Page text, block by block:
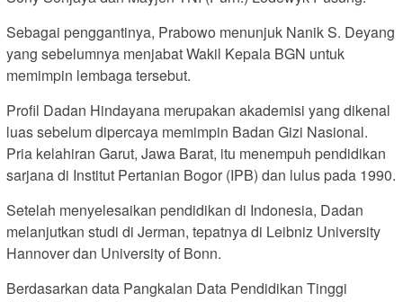
Sebagai penggantinya, Prabowo menunjuk Nanik S. Deyang
yang sebelumnya menjabat Wakil Kepala BGN untuk
memimpin lembaga tersebut.
Profil Dadan Hindayana merupakan akademisi yang dikenal
luas sebelum dipercaya memimpin Badan Gizi Nasional.
Pria kelahiran Garut, Jawa Barat, itu menempuh pendidikan
sarjana di Institut Pertanian Bogor (IPB) dan lulus pada 1990.
Setelah menyelesaikan pendidikan di Indonesia, Dadan
melanjutkan studi di Jerman, tepatnya di Leibniz University
Hannover dan University of Bonn.
Berdasarkan data Pangkalan Data Pendidikan Tinggi